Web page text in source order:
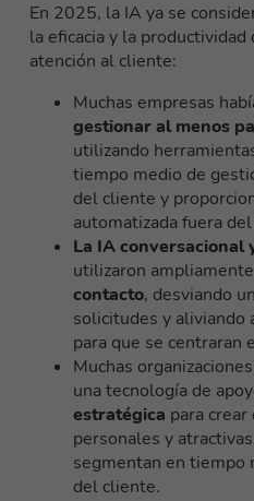
En 2025, la IA ya se
la eficacia y la
atención al cliente:
Muchas empresas
gestionar al menos
utilizando
tiempo medio de
del cliente y
automatizada fuera
La IA conversacional
utilizaron
contacto, desviando
solicitudes y aliviando
para que se centraran
Muchas
una tecnología de
estratégica para
personales y
segmentan en tiempo
del cliente.